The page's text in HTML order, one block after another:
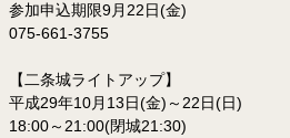
参加申込期限9月22日(金)
075-661-3755
【二条城ライトアップ】
平成29年10月13日(金)～22日(日)
18:00～21:00(閉城21:30)